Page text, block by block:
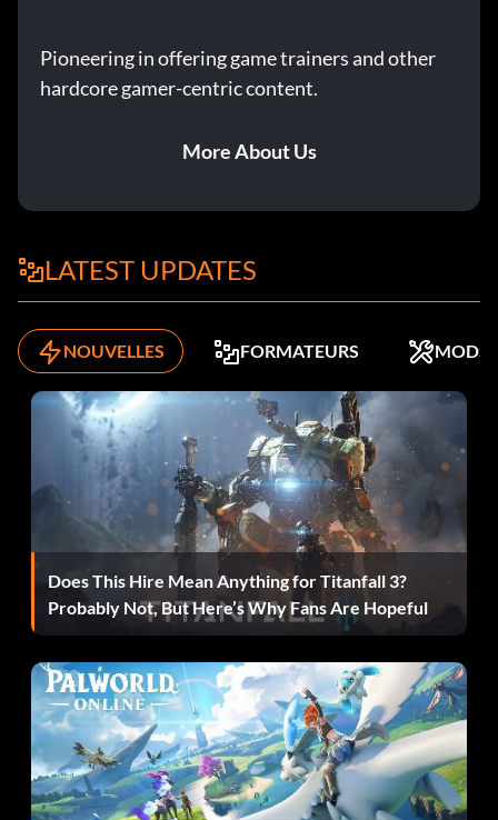
Pioneering in offering game trainers and other
hardcore gamer-centric content.
More About Us
LATEST UPDATES
NOUVELLES FORMATEURS MODS
Does This Hire Mean Anything for Titanfall 3?
Probably Not, But Here’s Why Fans Are Hopeful